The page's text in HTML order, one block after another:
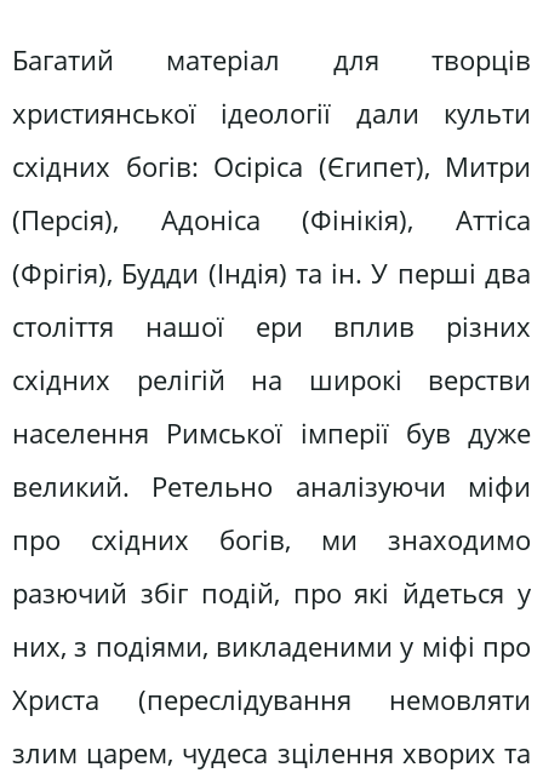
Багатий матеріал для творців
християнської ідеології дали культи
східних богів: Осіріса (Єгипет), Митри
(Персія), Адоніса (Фінікія), Аттіса
(Фрігія), Будди (Індія) та ін. У перші два
століття нашої ери вплив різних
східних релігій на широкі верстви
населення Римської імперії був дуже
великий. Ретельно аналізуючи міфи
про східних богів, ми знаходимо
разючий збіг подій, про які йдеться у
них, з подіями, викладеними у міфі про
Христа (переслідування немовляти
злим царем, чудеса зцілення хворих та